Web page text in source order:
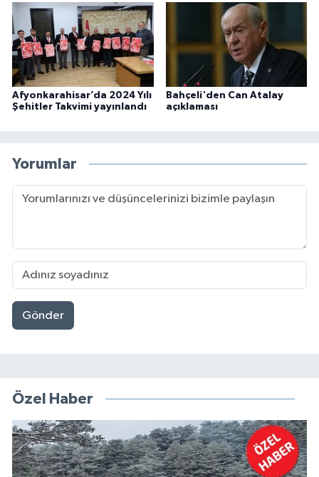
Afyonkarahisar’da 2024 Yılı
Şehitler Takvimi yayınlandı
Bahçeli'den Can Atalay
açıklaması
Yorumlar
Gönder
Özel Haber